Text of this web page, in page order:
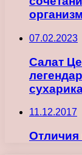
07.02.2023
Салат
11.12.2017
Отличия